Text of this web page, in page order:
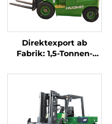
Direktexport ab
Fabrik: 1,5-Tonnen-
mit CE- und ISO-
Lithium-Akku – All-
Terrain-Gabelstapler